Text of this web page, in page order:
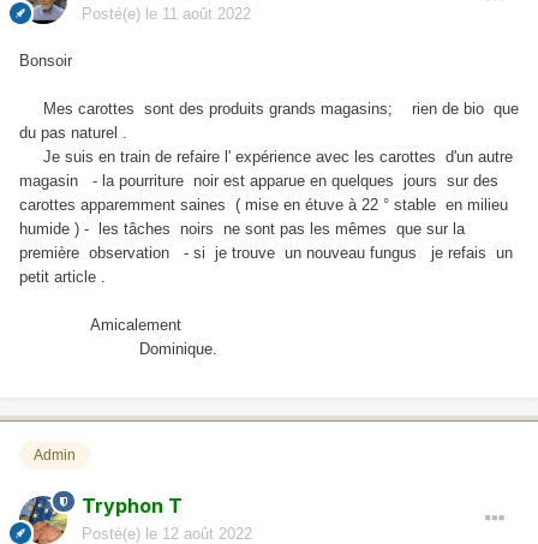
Posté(e) le 11 août 2022
Bonsoir
Mes carottes sont des produits grands magasins; rien de bio que
du pas naturel .
Je suis en train de refaire l' expérience avec les carottes d'un autre
magasin - la pourriture noir est apparue en quelques jours sur des
carottes apparemment saines ( mise en étuve à 22 ° stable en milieu
humide ) - les tâches noirs ne sont pas les mêmes que sur la
première observation - si je trouve un nouveau fungus je refais un
petit article .
Amicalement
Dominique.
Admin
Tryphon T
Posté(e) le 12 août 2022